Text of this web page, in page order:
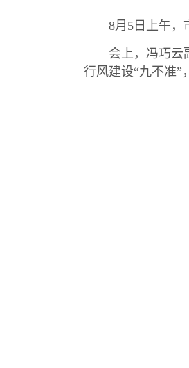
8月5日上午，市
会上，冯巧云副
行风建设“九不准”